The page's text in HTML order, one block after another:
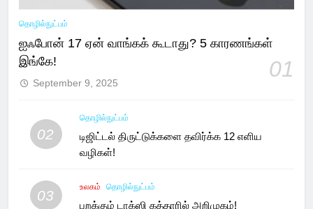
தொழில்நுட்பம்
ஐஃபோன் 17 ஏன் வாங்கக் கூடாது? 5 காரணங்கள்
இங்கே!
01
September 9, 2025
02
தொழில்நுட்பம்
டிஜிட்டல் திருட்டுக்களை தவிர்க்க 12 எளிய
வழிகள்!
03
உலகம் தொழில்நுட்பம்
பறக்கும் டாக்ஸி கத்தாரில் அறிமுகம்!